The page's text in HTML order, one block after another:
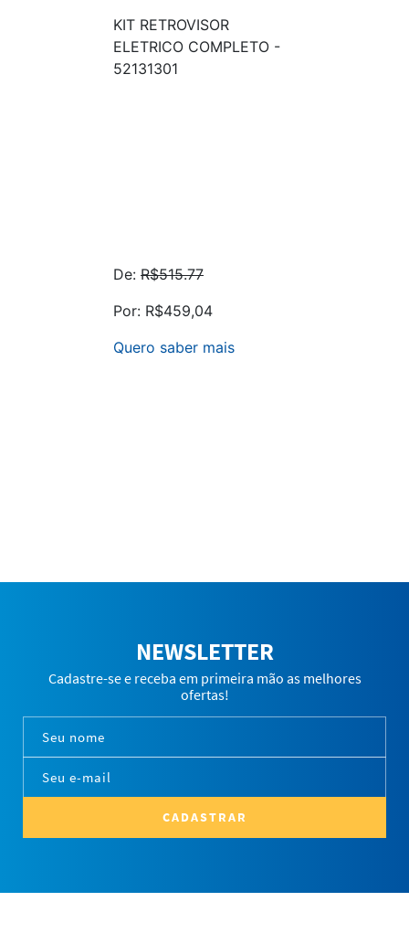
KIT RETROVISOR
ELETRICO COMPLETO -
52131301
De: R$515.77
Por: R$459,04
Quero saber mais
NEWSLETTER
Cadastre-se e receba em primeira mão as melhores
ofertas!
CADASTRAR